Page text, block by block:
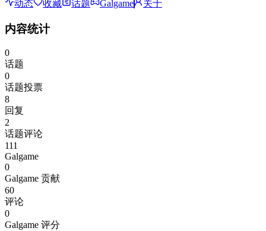
动态
收藏 话题 Galgame 关于
内容统计
0
话题
0
话题投票
8
回复
2
话题评论
111
Galgame
0
Galgame 贡献
60
评论
0
Galgame 评分